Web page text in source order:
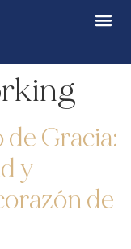
Gracia:
y
de